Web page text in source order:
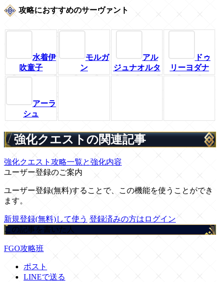
攻略におすすめのサーヴァント
水着伊
吹童子
モルガ
ン
アル
ジュナオルタ
ドゥ
リーヨダナ
アーラ
シュ
強化クエストの関連記事
強化クエスト攻略一覧と強化内容
ユーザー登録のご案内
ユーザー登録(無料)することで、この機能を使うことができ
ます。
新規登録(無料)して使う 登録済みの方はログイン
この記事を書いた人
FGO攻略班
ポスト
LINEで送る